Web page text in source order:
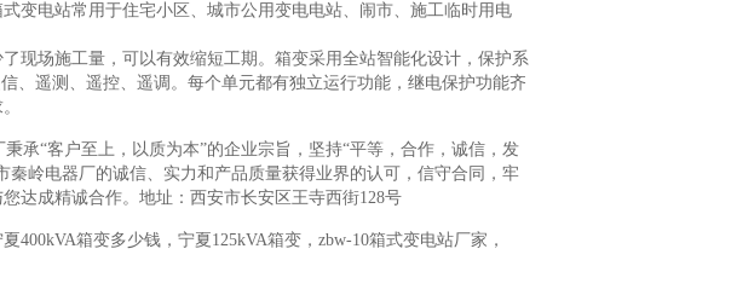
变电站常用于住宅小区、城市公用变电电站、闹市、施工临时用电
现场施工量，可以有效缩短工期。箱变采用全站智能化设计，保护系
、遥测、遥控、遥调。每个单元都有独立运行功能，继电保护功能齐
承“客户至上，以质为本”的企业宗旨，坚持“平等，合作，诚信，发
秦岭电器厂的诚信、实力和产品质量获得业界的认可，信守合同，牢
达成精诚合作。地址：西安市长安区王寺西街128号
400kVA箱变多少钱，宁夏125kVA箱变，zbw-10箱式变电站厂家，